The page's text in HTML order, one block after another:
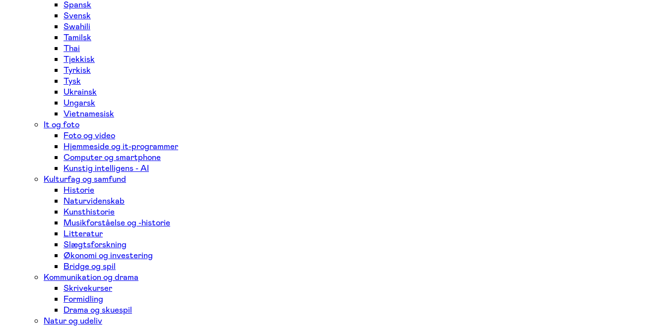
Spansk
Svensk
Swahili
Tamilsk
Thai
Tjekkisk
Tyrkisk
Tysk
Ukrainsk
Ungarsk
Vietnamesisk
It og foto
Foto og video
Hjemmeside og it-programmer
Computer og smartphone
Kunstig intelligens - AI
Kulturfag og samfund
Historie
Naturvidenskab
Kunsthistorie
Musikforståelse og -historie
Litteratur
Slægtsforskning
Økonomi og investering
Bridge og spil
Kommunikation og drama
Skrivekurser
Formidling
Drama og skuespil
Natur og udeliv